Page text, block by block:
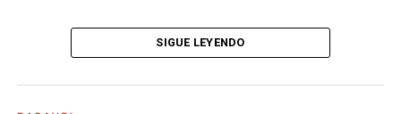
A un año de acabar la legislatura, ¿qué balance
haces de la gestión del PSE en tus áreas dentro
del equipo de gobierno y qué proyectos
SIGUE LEYENDO